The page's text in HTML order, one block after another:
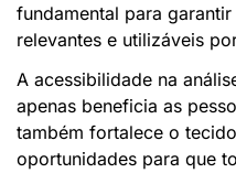
fundamental para
relevantes e utilizáveis
A acessibilidade na
apenas beneficia as
também fortalece o
oportunidades para que